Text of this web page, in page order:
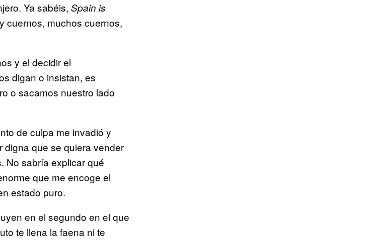
Ya sabéis, Spain is
cuernos, muchos cuernos,
y el decidir el
digan o insistan, es
o sacamos nuestro lado
de culpa me invadió y
digna que se quiera vender
No sabría explicar qué
que me encoge el
estado puro.
en el segundo en el que
te llena la faena ni te